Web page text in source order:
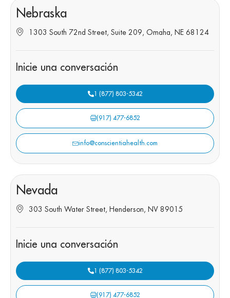
Nebraska
1303 South 72nd Street, Suite 209, Omaha, NE 68124
Inicie una conversación
1 (877) 803-5342
(917) 477-6852
info@conscientiahealth.com
Nevada
303 South Water Street, Henderson, NV 89015
Inicie una conversación
1 (877) 803-5342
(917) 477-6852